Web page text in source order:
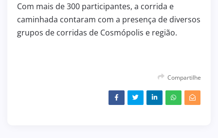
Com mais de 300 participantes, a corrida e
caminhada contaram com a presença de diversos
grupos de corridas de Cosmópolis e região.
Compartilhe